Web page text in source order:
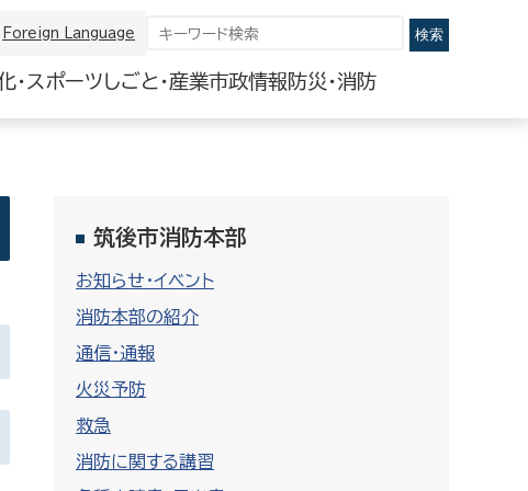
Foreign Language
・スポーツしごと・産業市政情報 防災・消防
筑後市消防本部
お知らせ・イベント
消防本部の紹介
通信・通報
火災予防
救急
消防に関する講習